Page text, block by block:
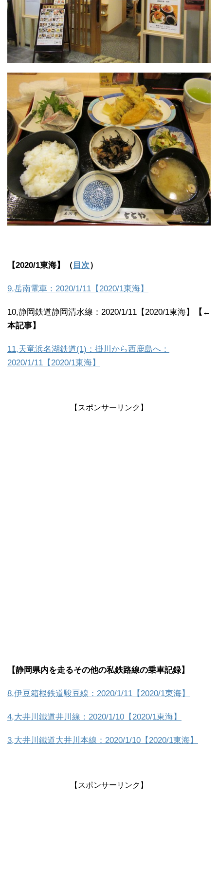
【2020/1東海】（ 目次）
9,岳南電車：2020/1/11【2020/1東海】
10,静岡鉄道静岡清水線：2020/1/11【2020/1東海】
【←
本記事】
11,天竜浜名湖鉄道(1)：掛川から西鹿島へ：
2020/1/11【2020/1東海】
【スポンサーリンク】
【静岡県内を走るその他の私鉄路線の乗車記録】
8,伊豆箱根鉄道駿豆線：2020/1/11【2020/1東海】
4,大井川鐵道井川線：2020/1/10【2020/1東海】
3,大井川鐵道大井川本線：2020/1/10【2020/1東海】
【スポンサーリンク】